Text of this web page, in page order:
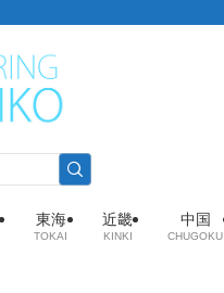
東海
TOKAI
近畿
KINKI
中国
CHUGOKU